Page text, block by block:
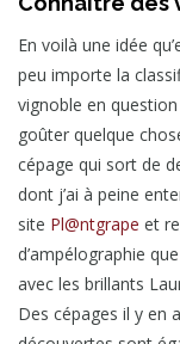
En voilà une idée
peu importe la
vignoble en
goûter quelque
cépage qui sort de
dont j’ai à peine
site Pl@ntgrape et
d’ampélographie
avec les brillants
Des cépages il y en